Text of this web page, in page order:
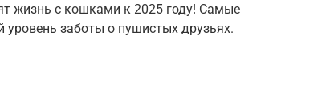
жизнь с кошками к 2025 году! Самые
заботы о пушистых друзьях.